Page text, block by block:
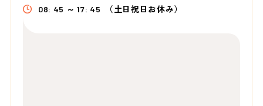
08: 45 ～ 17: 45 （土日祝日お休み）